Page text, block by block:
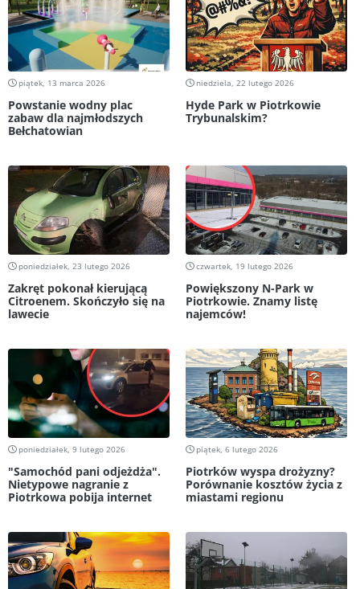
piątek, 13 marca 2026
Powstanie wodny plac
zabaw dla najmłodszych
Bełchatowian
niedziela, 22 lutego 2026
Hyde Park w Piotrkowie
Trybunalskim?
poniedziałek, 23 lutego 2026
Zakręt pokonał kierującą
Citroenem. Skończyło się na
lawecie
czwartek, 19 lutego 2026
Powiększony N-Park w
Piotrkowie. Znamy listę
najemców!
poniedziałek, 9 lutego 2026
"Samochód pani odjeżdża".
Nietypowe nagranie z
Piotrkowa pobija internet
piątek, 6 lutego 2026
Piotrków wyspa drożyzny?
Porównanie kosztów życia z
miastami regionu